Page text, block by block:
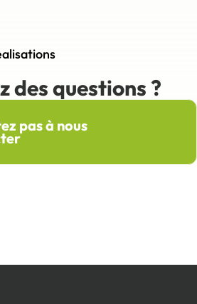
des questions ?
pas à nous